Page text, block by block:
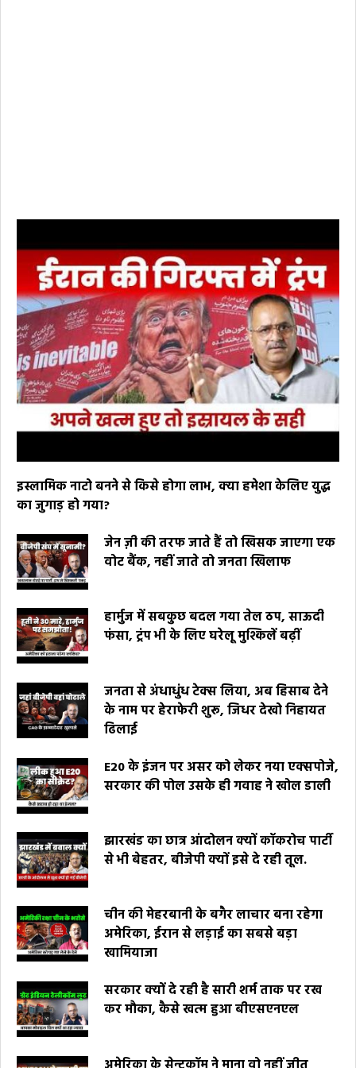
इस्लामिक नाटो बनने से किसे होगा लाभ, क्या हमेशा केलिए युद्ध
का जुगाड़ हो गया?
जेन ज़ी की तरफ जाते हैं तो खिसक जाएगा एक
वोट बैंक, नहीं जाते तो जनता खिलाफ
हार्मुज में सबकुछ बदल गया तेल ठप, साऊदी
फंसा, ट्रंप भी के लिए घरेलू मुश्किलें बढ़ीं
जनता से अंधाधुंध टेक्स लिया, अब हिसाब देने
के नाम पर हेराफेरी शुरू, जिधर देखो निहायत
ढिलाई
E20 के इंजन पर असर को लेकर नया एक्सपोजे,
सरकार की पोल उसके ही गवाह ने खोल डाली
झारखंड का छात्र आंदोलन क्यों कॉकरोच पार्टी
से भी बेहतर, बीजेपी क्यों इसे दे रही तूल.
चीन की मेहरबानी के बगैर लाचार बना रहेगा
अमेरिका, ईरान से लड़ाई का सबसे बड़ा
खामियाजा
सरकार क्यों दे रही है सारी शर्म ताक पर रख
कर मौका, कैसे खत्म हुआ बीएसएनएल